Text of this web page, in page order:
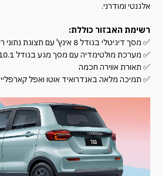
אלגנטי ומודרני.
רשימת האבזור כוללת:
✅ מסך דיגיטלי בגודל 8 אינץ' עם תצוגת נתוני רכב מתקדמת
✅ מערכת מולטימדיה עם מסך מגע בגודל 10.1 אינץ'
✅ תאורת אווירה חכמה
✅ תמיכה מלאה באנדרואיד אוטו ואפל קארפליי